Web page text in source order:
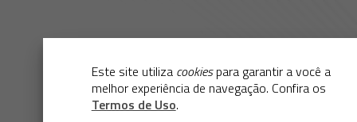
Este site utiliza cookiespara garantir a você a
melhor experiência de navegação. Confira os
Termos de Uso.